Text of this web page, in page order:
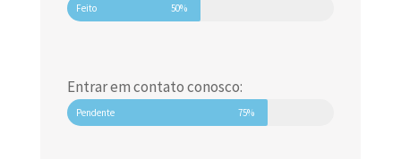
Feito 50%
Entrar em contato conosco:
Pendente 75%